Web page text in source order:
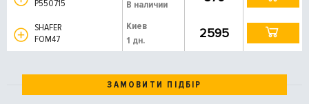
P550715
В наличии
SHAFER
FOM47
Киев
1 дн.
2595
ЗАМОВИТИ ПІДБІР